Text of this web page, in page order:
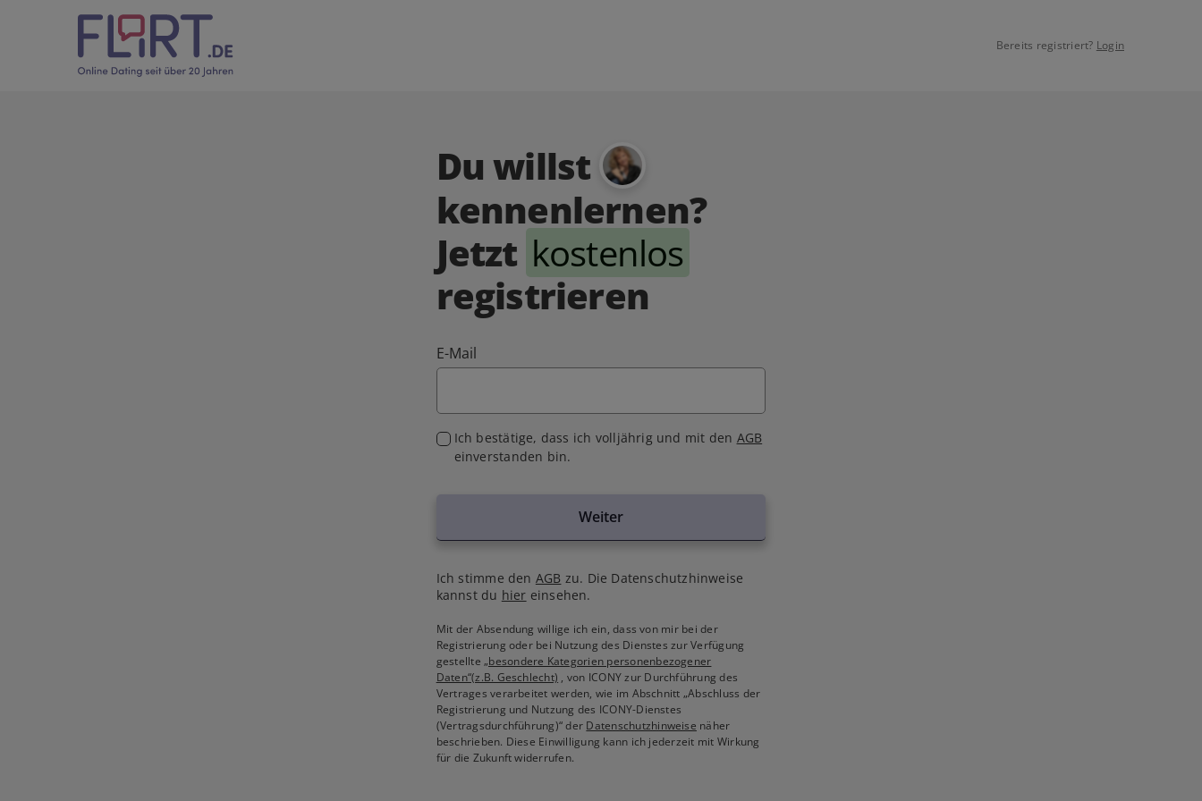
Bereits registriert? Login
Du willst
kennenlernen?
Jetzt kostenlos
registrieren
E-Mail
Ich bestätige, dass ich volljährig und mit den AGB
einverstanden bin.
Weiter
Ich stimme den AGB zu. Die Datenschutzhinweise
kannst du hier einsehen.
Mit der Absendung willige ich ein, dass von mir bei der
Registrierung oder bei Nutzung des Dienstes zur Verfügung
gestellte„besondere Kategorien personenbezogener
Daten“(z.B. Geschlecht) , von ICONY zur Durchführung des
Vertrages verarbeitet werden, wie im Abschnitt „Abschluss der
Registrierung und Nutzung des ICONY-Dienstes
(Vertragsdurchführung)“ der Datenschutzhinweise näher
beschrieben. Diese Einwilligung kann ich jederzeit mit Wirkung
für die Zukunft widerrufen.